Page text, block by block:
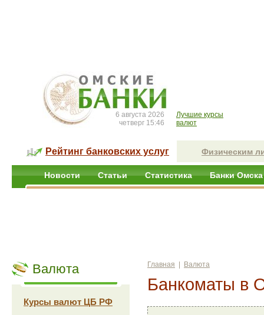
6 августа 2026
четверг 15:46
Лучшие курсы
валют
Рейтинг банковских услуг Физическим
Новости Статьи Статистика Банки Омска
Валюта
Курсы валют ЦБ РФ
Главная Валюта
Банкоматы в